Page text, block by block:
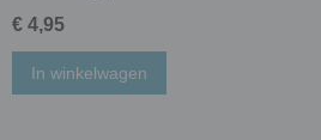
€ 4,95
In winkelwagen